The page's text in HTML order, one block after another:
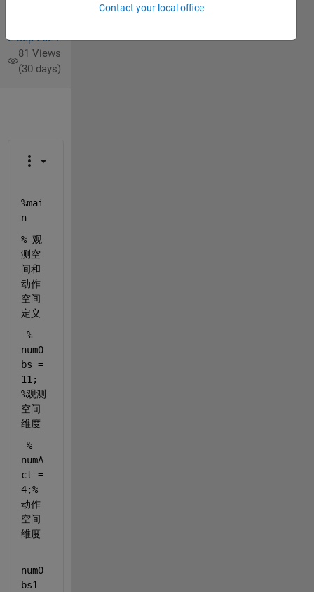
2 Sep 2024
81 Views
(30 days)
%mai
n
% 观
测空
间和
动作
空间
定义
%
numO
bs =
11;
%观测
空间
维度
%
numA
ct =
4;%
动作
空间
维度
numO
bs1
Contact your local office